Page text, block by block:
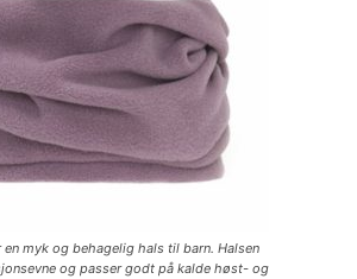
en myk og behagelig hals til barn. Halsen
og passer godt på kalde høst- og